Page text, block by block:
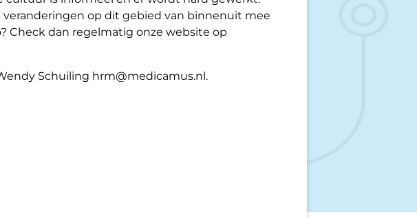
op dit gebied van binnenuit mee
Check dan regelmatig onze website op
Schuiling hrm@medicamus.nl.